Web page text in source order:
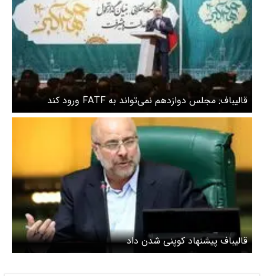
قالیباف: مجلس دوازدهم نمی‌تواند به FATF ورود کند
قالیباف پیشنهاد کوپنی شدن داد